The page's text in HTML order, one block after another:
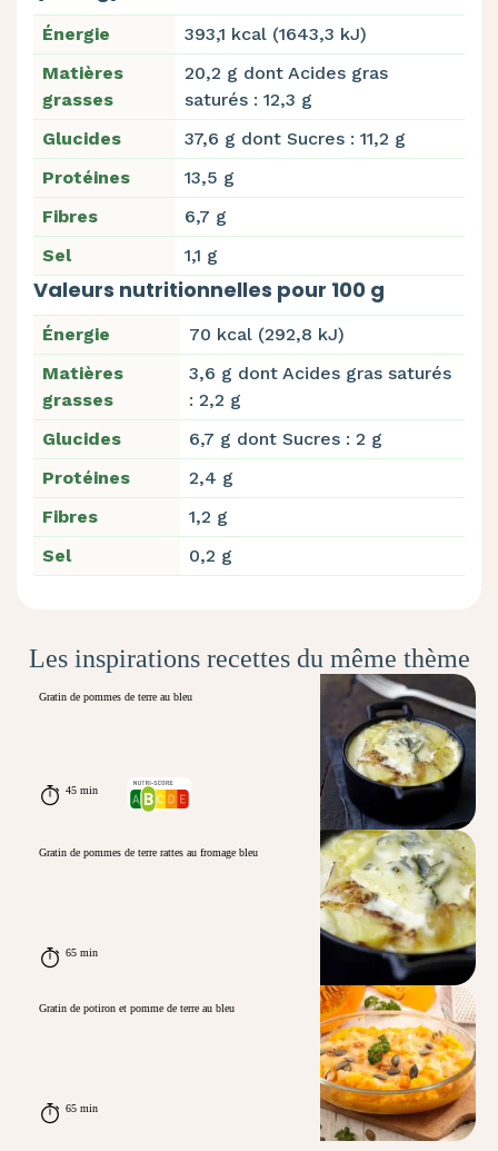
Énergie
393,1 kcal (1643,3 kJ)
Matières
grasses
20,2 g dont Acides gras
saturés : 12,3 g
Glucides
37,6 g dont Sucres : 11,2 g
Protéines
13,5 g
Fibres
6,7 g
Sel
1,1 g
Valeurs nutritionnelles pour 100 g
Énergie
70 kcal (292,8 kJ)
Matières
grasses
3,6 g dont Acides gras saturés
: 2,2 g
Glucides
6,7 g dont Sucres : 2 g
Protéines
2,4 g
Fibres
1,2 g
Sel
0,2 g
Les inspirations recettes du même thème
Gratin de pommes de terre au bleu
45 min
Gratin de pommes de terre rattes au fromage bleu
65 min
Gratin de potiron et pomme de terre au bleu
65 min